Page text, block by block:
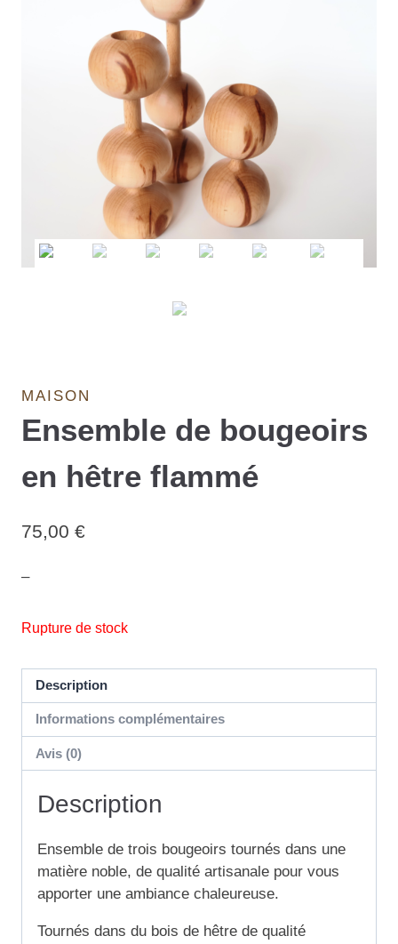
MAISON
Ensemble de bougeoirs
en hêtre flammé
75,00 €
–
Rupture de stock
Description
Informations complémentaires
Avis (0)
Description
Ensemble de trois bougeoirs tournés dans une
matière noble, de qualité artisanale pour vous
apporter une ambiance chaleureuse.
Tournés dans du bois de hêtre de qualité